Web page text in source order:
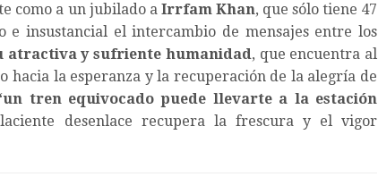
como a un jubilado a Irrfam Khan, que sólo tiene 47
e insustancial el intercambio de mensajes entre los
atractiva y sufriente humanidad, que encuentra al
la esperanza y la recuperación de la alegría de
tren equivocado puede llevarte a la estación
desenlace recupera la frescura y el vigor